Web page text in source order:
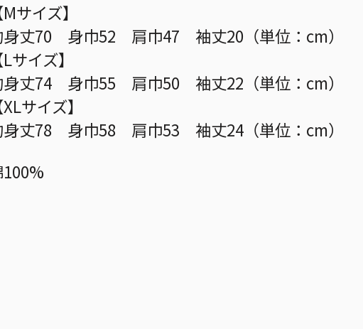
Mサイズ】
身丈70 身巾52 肩巾47 袖丈20（単位：cm）
Lサイズ】
身丈74 身巾55 肩巾50 袖丈22（単位：cm）
XLサイズ】
身丈78 身巾58 肩巾53 袖丈24（単位：cm）